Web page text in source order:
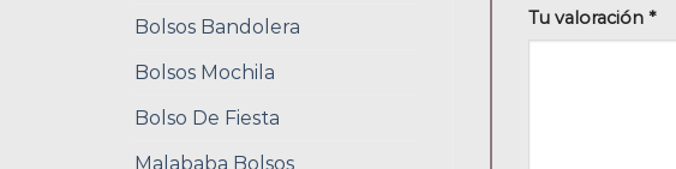
Bolsos Bandolera
Bolsos Mochila
Bolso De Fiesta
Malababa Bolsos
Tu valoración *